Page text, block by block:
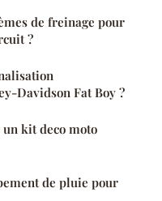
de freinage pour
?
Davidson Fat Boy ?
kit deco moto
de pluie pour